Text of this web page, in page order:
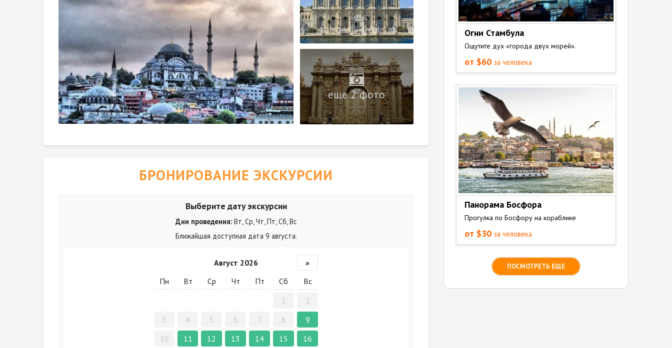
еще 2 фото
БРОНИРОВАНИЕ ЭКСКУРСИИ
Выберите дату экскурсии
Дни проведения:Вт, Ср, Чт, Пт, Сб, Вс
Ближайшая доступная дата 9 августа.
Август 2026
»
Пн
Вт Ср Чт Пт Сб
Вс
1
2
3
4 5 6 7 8
9
10
11 12 13 14 15
16
Огни Стамбула
Ощутите дух «города двух морей».
от $60 за человека
Панорама Босфора
Прогулка по Босфору на кораблике
от $30 за человека
ПОСМОТРЕТЬ ЕЩЕ